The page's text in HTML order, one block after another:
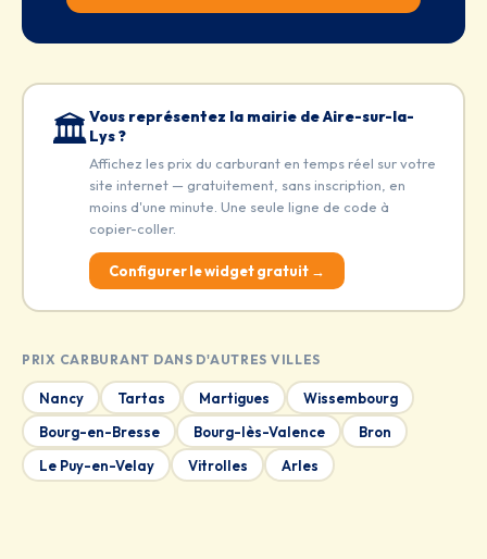
🏛️Vous représentez la mairie de Aire-sur-la-
Lys ?
Affichez les prix du carburant en temps réel sur votre
site internet — gratuitement, sans inscription, en
moins d'une minute. Une seule ligne de code à
copier-coller.
Configurer le widget gratuit →
PRIX CARBURANT DANS D'AUTRES VILLES
Nancy Tartas Martigues
Wissembourg
Bourg-en-Bresse
Bourg-lès-Valence
Bron
Le Puy-en-Velay
Vitrolles Arles